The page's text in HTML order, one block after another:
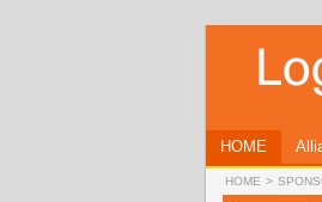
HOME
HOME >